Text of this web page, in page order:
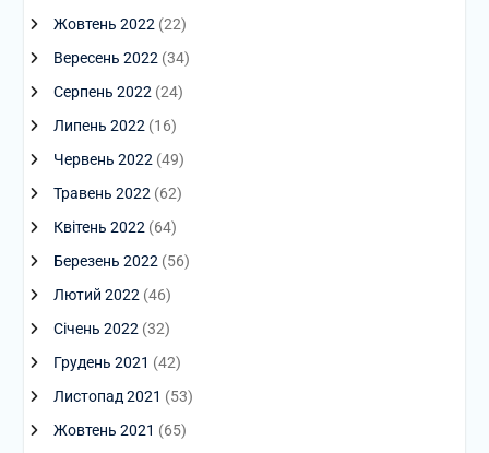
Жовтень 2022 (22)
Вересень 2022 (34)
Серпень 2022 (24)
Липень 2022 (16)
Червень 2022 (49)
Травень 2022 (62)
Квітень 2022 (64)
Березень 2022 (56)
Лютий 2022 (46)
Січень 2022 (32)
Грудень 2021 (42)
Листопад 2021 (53)
Жовтень 2021 (65)